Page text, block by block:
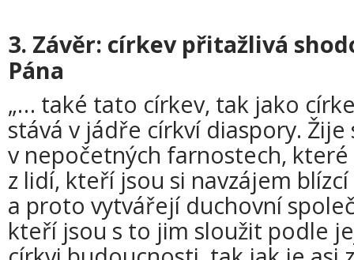
3. Závěr: církev přitažlivá
Pána
„… také tato církev, tak jako
stává v jádře církví diaspory.
v nepočetných farnostech,
z lidí, kteří jsou si navzájem
a proto vytvářejí duchovní
kteří jsou s to jim sloužit podle